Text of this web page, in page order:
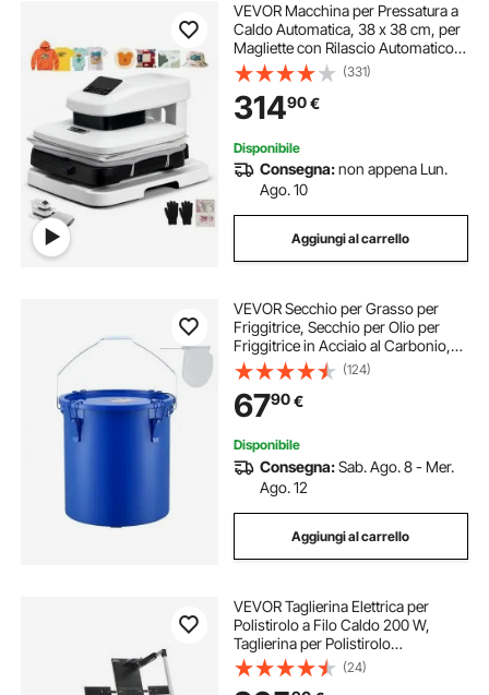
VEVOR Macchina per Pressatura a
Caldo Automatica, 38 x 38 cm, per
Magliette con Rilascio Automatico e
Pressione Regolabile, Display
Digitale, per Progetti di
Trasferimento Termico, Bianco
(331)
31490€
Disponibile
Consegna:non appena Lun.
Ago. 10
Aggiungi al carrello
VEVOR Secchio per Grasso per
Friggitrice, Secchio per Olio per
Friggitrice in Acciaio al Carbonio,
con Coperchio, Clip Chiusura,
Sacchetto Filtraggio dell'Olio
Cucina Caldo, Blu
(124)
6790€
Disponibile
Consegna:Sab. Ago. 8 - Mer.
Ago. 12
Aggiungi al carrello
VEVOR Taglierina Elettrica per
Polistirolo a Filo Caldo 200 W,
Taglierina per Polistirolo
Autoportante, con 6 Fili Riscaldanti
in Nichel-Cromo, Lunghezza di
(24)